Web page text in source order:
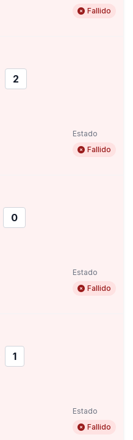
Fallido
2
Estado
Fallido
0
Estado
Fallido
1
Estado
Fallido